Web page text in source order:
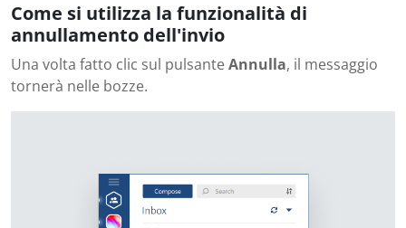
Come si utilizza la funzionalità di
annullamento dell'invio
Una volta fatto clic sul pulsanteAnnulla, il messaggio
tornerà nelle bozze.